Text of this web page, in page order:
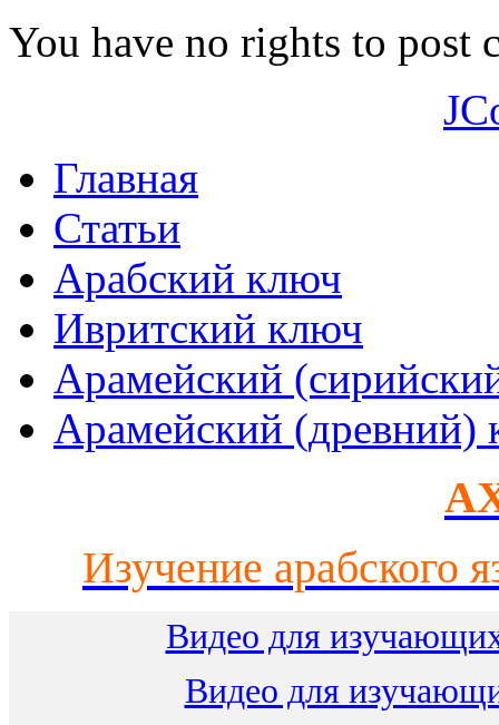
You have no rights to post
Главная
Статьи
Арабский ключ
Ивритский ключ
Арамейский
Арамейский (древний)
Изучение арабского
Видео для
Видео для